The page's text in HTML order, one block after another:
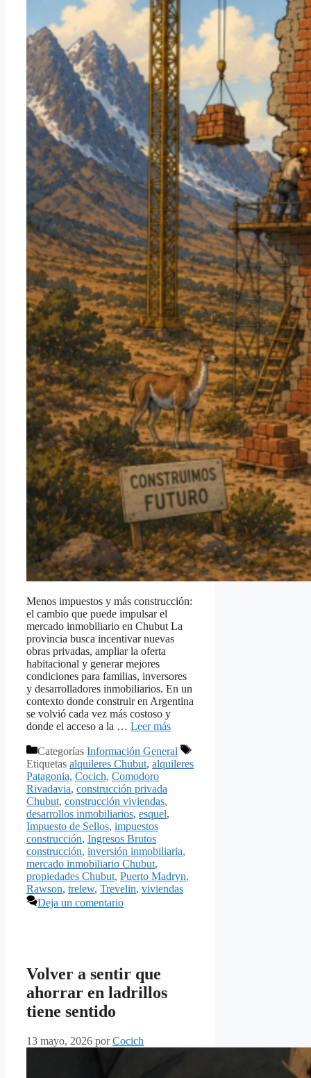
Menos impuestos y más construcción:
el cambio que puede impulsar el
mercado inmobiliario en Chubut La
provincia busca incentivar nuevas
obras privadas, ampliar la oferta
habitacional y generar mejores
condiciones para familias, inversores
y desarrolladores inmobiliarios. En un
contexto donde construir en Argentina
se volvió cada vez más costoso y
donde el acceso a la … Leer más
Categorías Información General
Etiquetas alquileres Chubut, alquileres
Patagonia, Cocich, Comodoro
Rivadavia, construcción privada
Chubut, construcción viviendas,
desarrollos inmobiliarios, esquel,
Impuesto de Sellos, impuestos
construcción, Ingresos Brutos
construcción, inversión inmobiliaria,
mercado inmobiliario Chubut,
propiedades Chubut, Puerto Madryn,
Rawson, trelew, Trevelin, viviendas
Deja un comentario
Volver a sentir que
ahorrar en ladrillos
tiene sentido
13 mayo, 2026 porCocich